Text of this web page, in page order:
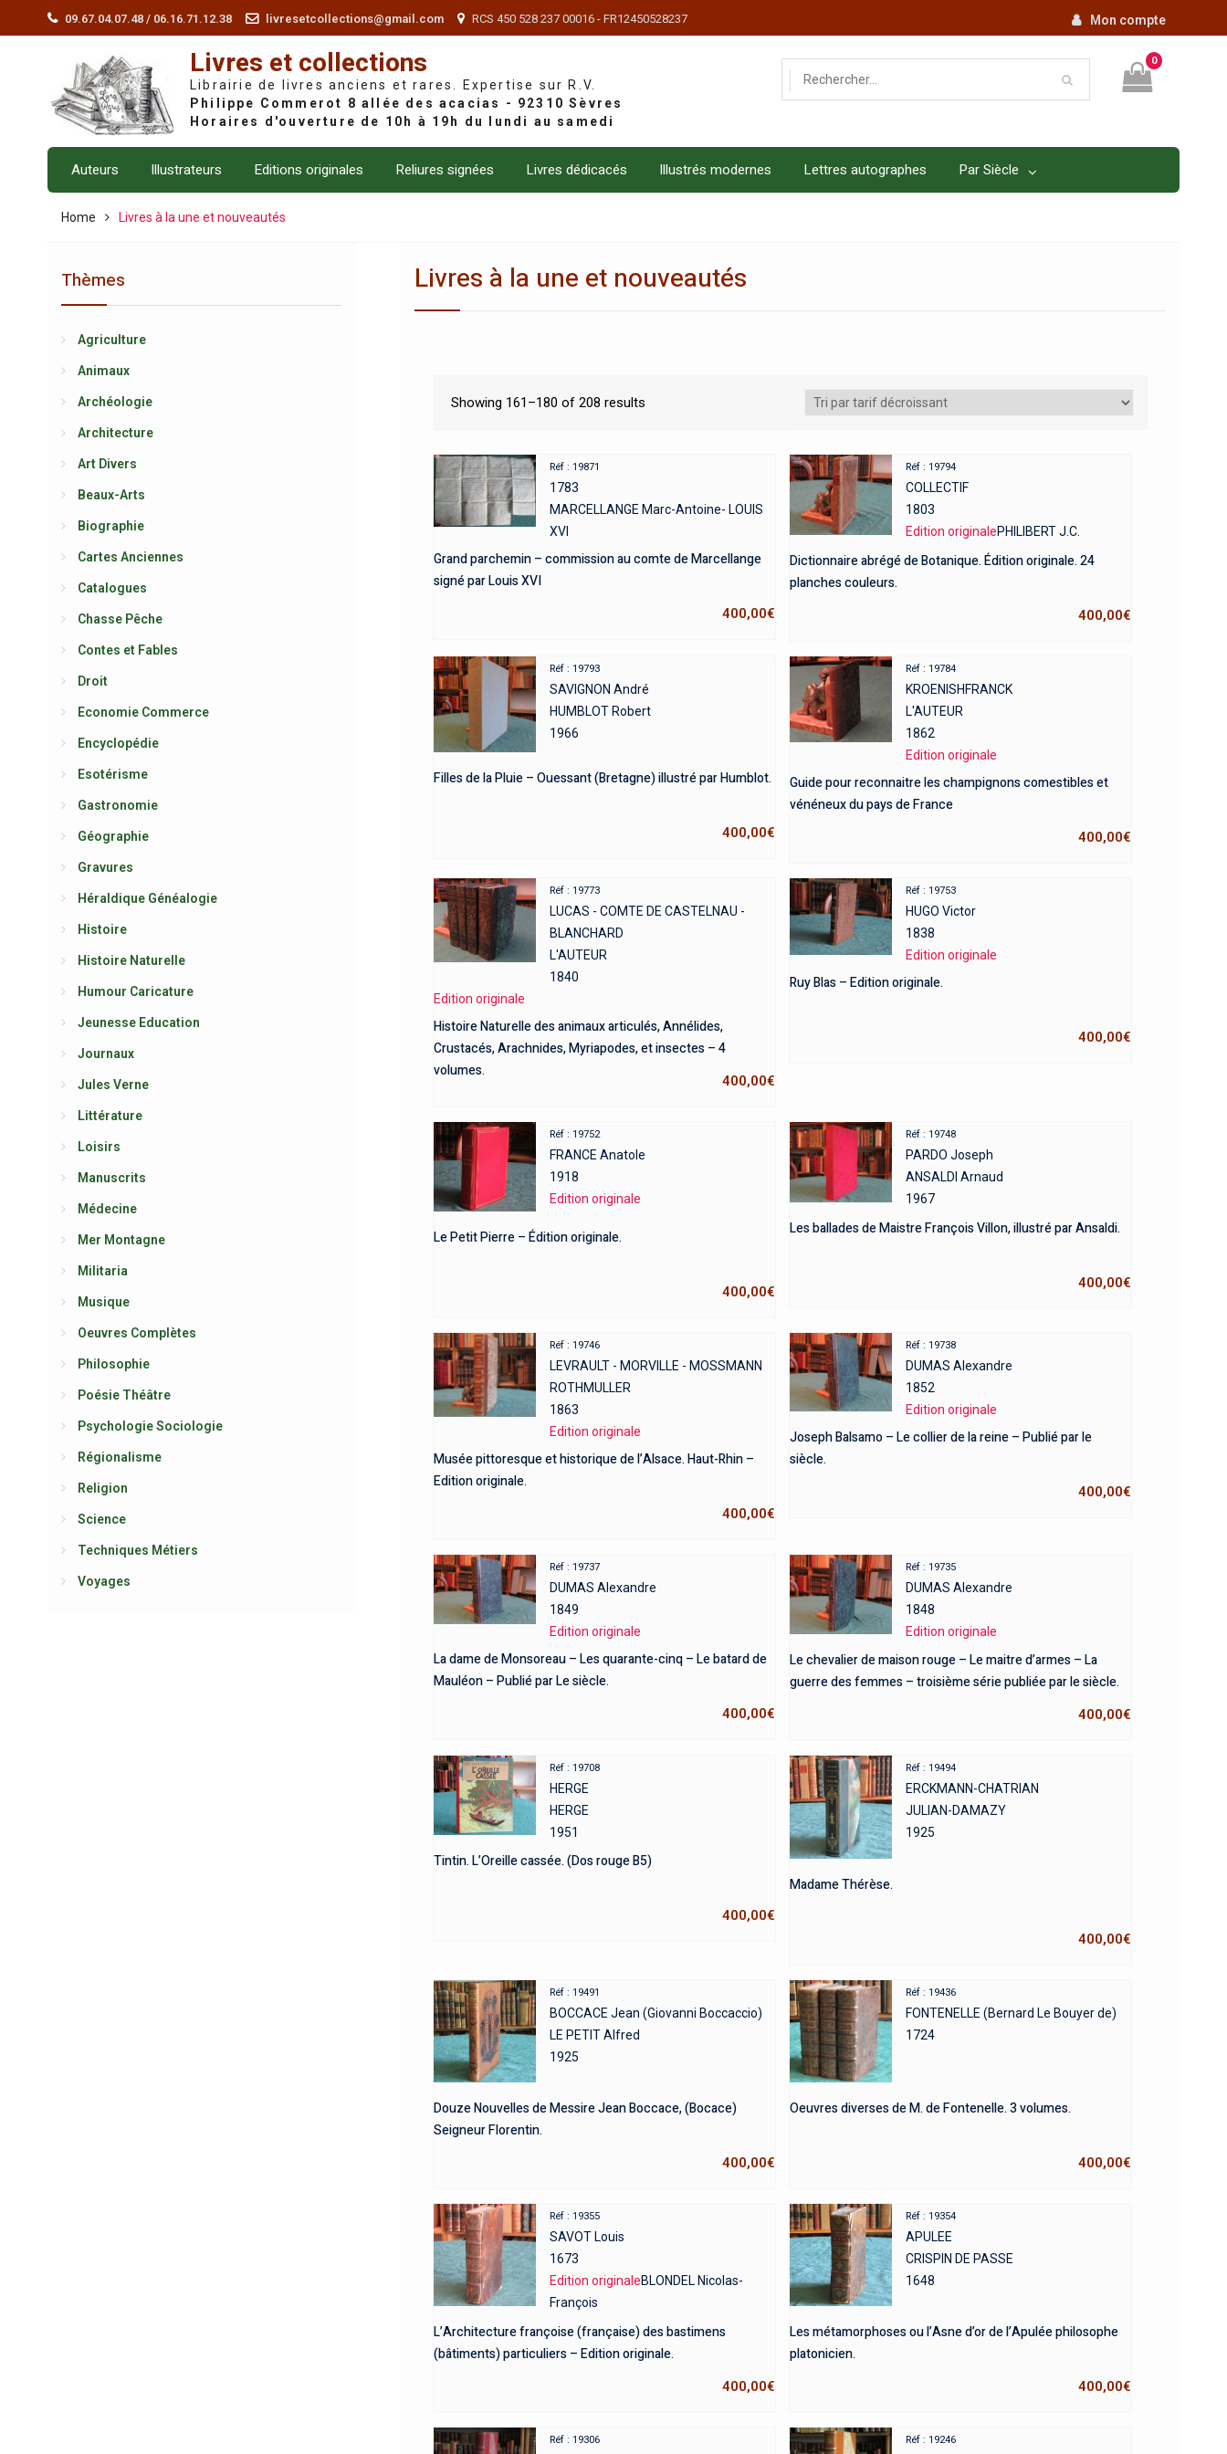
09.67.04.07.48 / 06.16.71.12.38 livresetcollections@gmail.com RCS 450 528 237 00016 - FR12450528237 Mon compte
Livres et collections
Librairie de livres anciens et rares. Expertise sur R.V.
0
Auteurs Illustrateurs Editions originales Reliures signées Livres dédicacés Illustrés modernes Lettres autographes Par Siècle
Home Livres à la une et nouveautés
Livres à la une et nouveautés
Showing 161–180 of 208 results
Réf : 19871
1783
MARCELLANGE Marc-Antoine- LOUIS
XVI
Grand parchemin – commission au comte de Marcellange
signé par Louis XVI
400,00€
Réf : 19794
COLLECTIF
1803
Edition originalePHILIBERT J.C.
Dictionnaire abrégé de Botanique. Édition originale. 24
planches couleurs.
400,00€
Réf : 19793
SAVIGNON André
HUMBLOT Robert
1966
Filles de la Pluie – Ouessant (Bretagne) illustré par Humblot.
400,00€
Réf : 19784
KROENISHFRANCK
L'AUTEUR
1862
Edition originale
Guide pour reconnaitre les champignons comestibles et
vénéneux du pays de France
400,00€
Réf : 19773
LUCAS - COMTE DE CASTELNAU -
BLANCHARD
L'AUTEUR
1840
Edition originale
Histoire Naturelle des animaux articulés, Annélides,
Crustacés, Arachnides, Myriapodes, et insectes – 4
volumes.
400,00€
Réf : 19753
HUGO Victor
1838
Edition originale
Ruy Blas – Edition originale.
400,00€
Réf : 19752
FRANCE Anatole
1918
Edition originale
Le Petit Pierre – Édition originale.
400,00€
Réf : 19748
PARDO Joseph
ANSALDI Arnaud
1967
Les ballades de Maistre François Villon, illustré par Ansaldi.
400,00€
Réf : 19746
LEVRAULT - MORVILLE - MOSSMANN
ROTHMULLER
1863
Edition originale
Musée pittoresque et historique de l’Alsace. Haut-Rhin –
Edition originale.
400,00€
Réf : 19738
DUMAS Alexandre
1852
Edition originale
Joseph Balsamo – Le collier de la reine – Publié par le
siècle.
400,00€
Réf : 19737
DUMAS Alexandre
1849
Edition originale
La dame de Monsoreau – Les quarante-cinq – Le batard de
Mauléon – Publié par Le siècle.
400,00€
Réf : 19735
DUMAS Alexandre
1848
Edition originale
Le chevalier de maison rouge – Le maitre d’armes – La
guerre des femmes – troisième série publiée par le siècle.
400,00€
Réf : 19708
HERGE
HERGE
1951
Tintin. L’Oreille cassée. (Dos rouge B5)
400,00€
Réf : 19494
ERCKMANN-CHATRIAN
JULIAN-DAMAZY
1925
Madame Thérèse.
400,00€
Réf : 19491
BOCCACE Jean (Giovanni Boccaccio)
LE PETIT Alfred
1925
Douze Nouvelles de Messire Jean Boccace, (Bocace)
Seigneur Florentin.
400,00€
Réf : 19436
FONTENELLE (Bernard Le Bouyer de)
1724
Oeuvres diverses de M. de Fontenelle. 3 volumes.
400,00€
Réf : 19355
SAVOT Louis
1673
Edition originaleBLONDEL Nicolas-
François
L’Architecture françoise (française) des bastimens
(bâtiments) particuliers – Edition originale.
400,00€
Réf : 19354
APULEE
CRISPIN DE PASSE
1648
Les métamorphoses ou l’Asne d’or de l’Apulée philosophe
platonicien.
400,00€
Réf : 19306 Réf : 19246
Thèmes
Agriculture
Animaux
Archéologie
Architecture
Art Divers
Beaux-Arts
Biographie
Cartes Anciennes
Catalogues
Chasse Pêche
Contes et Fables
Droit
Economie Commerce
Encyclopédie
Esotérisme
Gastronomie
Géographie
Gravures
Héraldique Généalogie
Histoire
Histoire Naturelle
Humour Caricature
Jeunesse Education
Journaux
Jules Verne
Littérature
Loisirs
Manuscrits
Médecine
Mer Montagne
Militaria
Musique
Oeuvres Complètes
Philosophie
Poésie Théâtre
Psychologie Sociologie
Régionalisme
Religion
Science
Techniques Métiers
Voyages